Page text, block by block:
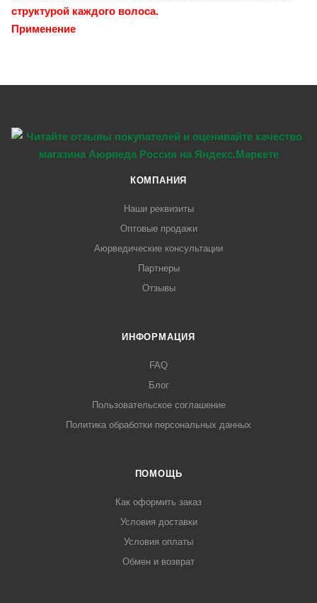
структурой каждого волоса.
Применение
КОМПАНИЯ
Наши реквизиты
Оптовые продажи
Аюрведические консультации
Партнеры
Отзывы
ИНФОРМАЦИЯ
FAQ
Блог
Пользовательское соглашение
Политика обработки персональных данных
ПОМОЩЬ
Как оформить заказ
Условия доставки
Условия оплаты
Обмен и возврат